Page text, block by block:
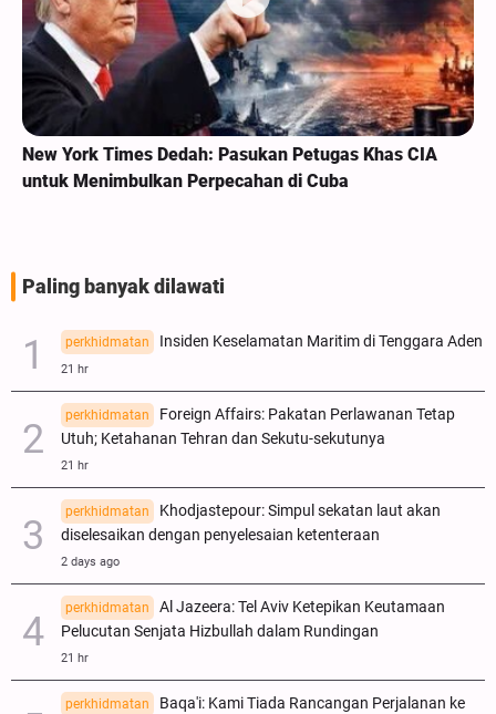
New York Times Dedah: Pasukan Petugas Khas CIA
untuk Menimbulkan Perpecahan di Cuba
Paling banyak dilawati
perkhidmatan Insiden Keselamatan Maritim di Tenggara Aden
21 hr
perkhidmatan
Foreign Affairs: Pakatan Perlawanan Tetap
Utuh; Ketahanan Tehran dan Sekutu-sekutunya
21 hr
perkhidmatan
Khodjastepour: Simpul sekatan laut akan
diselesaikan dengan penyelesaian ketenteraan
2 days ago
perkhidmatan
Al Jazeera: Tel Aviv Ketepikan Keutamaan
Pelucutan Senjata Hizbullah dalam Rundingan
21 hr
perkhidmatan
Baqa'i: Kami Tiada Rancangan Perjalanan ke